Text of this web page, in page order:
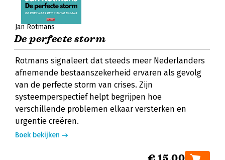
Jan Rotmans
De perfecte storm
Rotmans signaleert dat steeds meer Nederlanders
afnemende bestaanszekerheid ervaren als gevolg
van de perfecte storm van crises. Zijn
systeemperspectief helpt begrijpen hoe
verschillende problemen elkaar versterken en
urgentie creëren.
Boek bekijken